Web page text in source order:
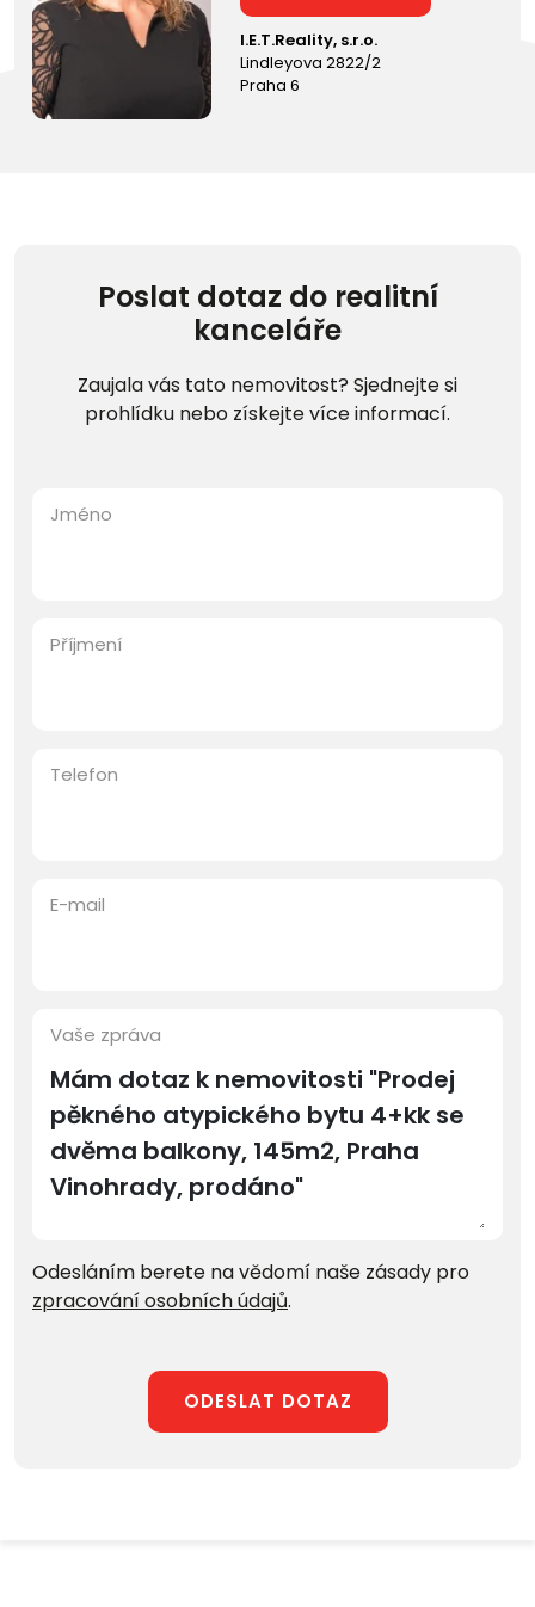
I.E.T.Reality, s.r.o.
Lindleyova 2822/2
Praha 6
Poslat dotaz do realitní
kanceláře
Zaujala vás tato nemovitost? Sjednejte si
prohlídku nebo získejte více informací.
Jméno
Příjmení
Telefon
E-mail
Vaše zpráva
Odesláním berete na vědomí naše zásady pro
zpracování osobních údajů.
ODESLAT DOTAZ